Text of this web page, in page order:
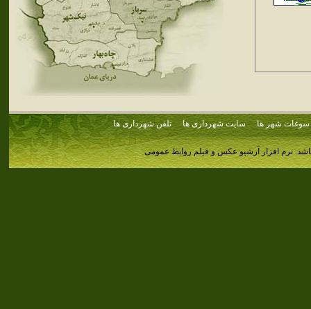
سوغات شهر ها سایت شهرداری ها تلفن شهرداری ها
نرم افزار آرشیو عکس و فیلم روابط عمومی